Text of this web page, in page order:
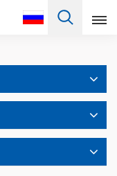
Pусский